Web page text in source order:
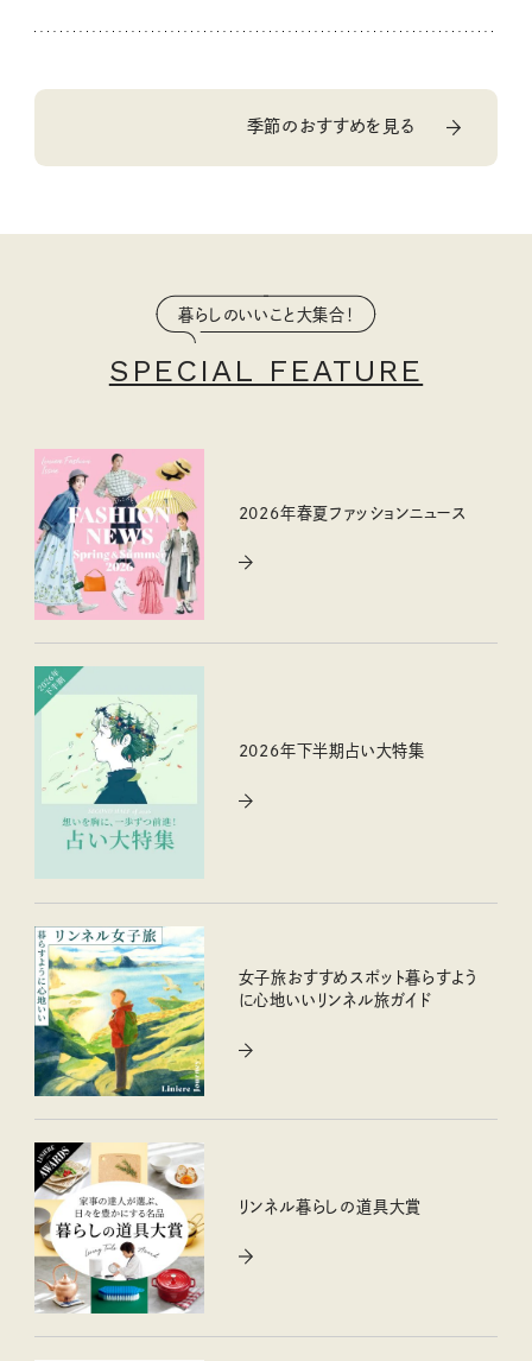
季節のおすすめを見る
暮らしのいいこと大集合！
SPECIAL FEATURE
2026年春夏ファッションニュース
2026年下半期占い大特集
女子旅おすすめスポット暮らすよう
に心地いいリンネル旅ガイド
リンネル暮らしの道具大賞